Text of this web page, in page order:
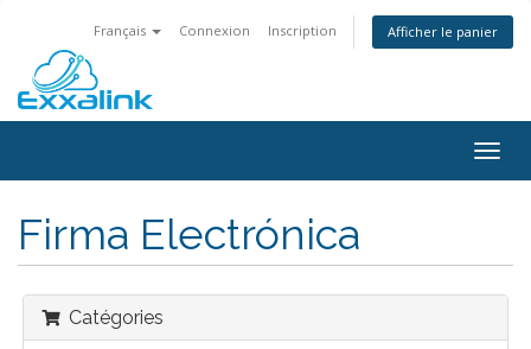
Français Connexion Inscription Afficher le panier
la
Firma Electrónica
Catégories